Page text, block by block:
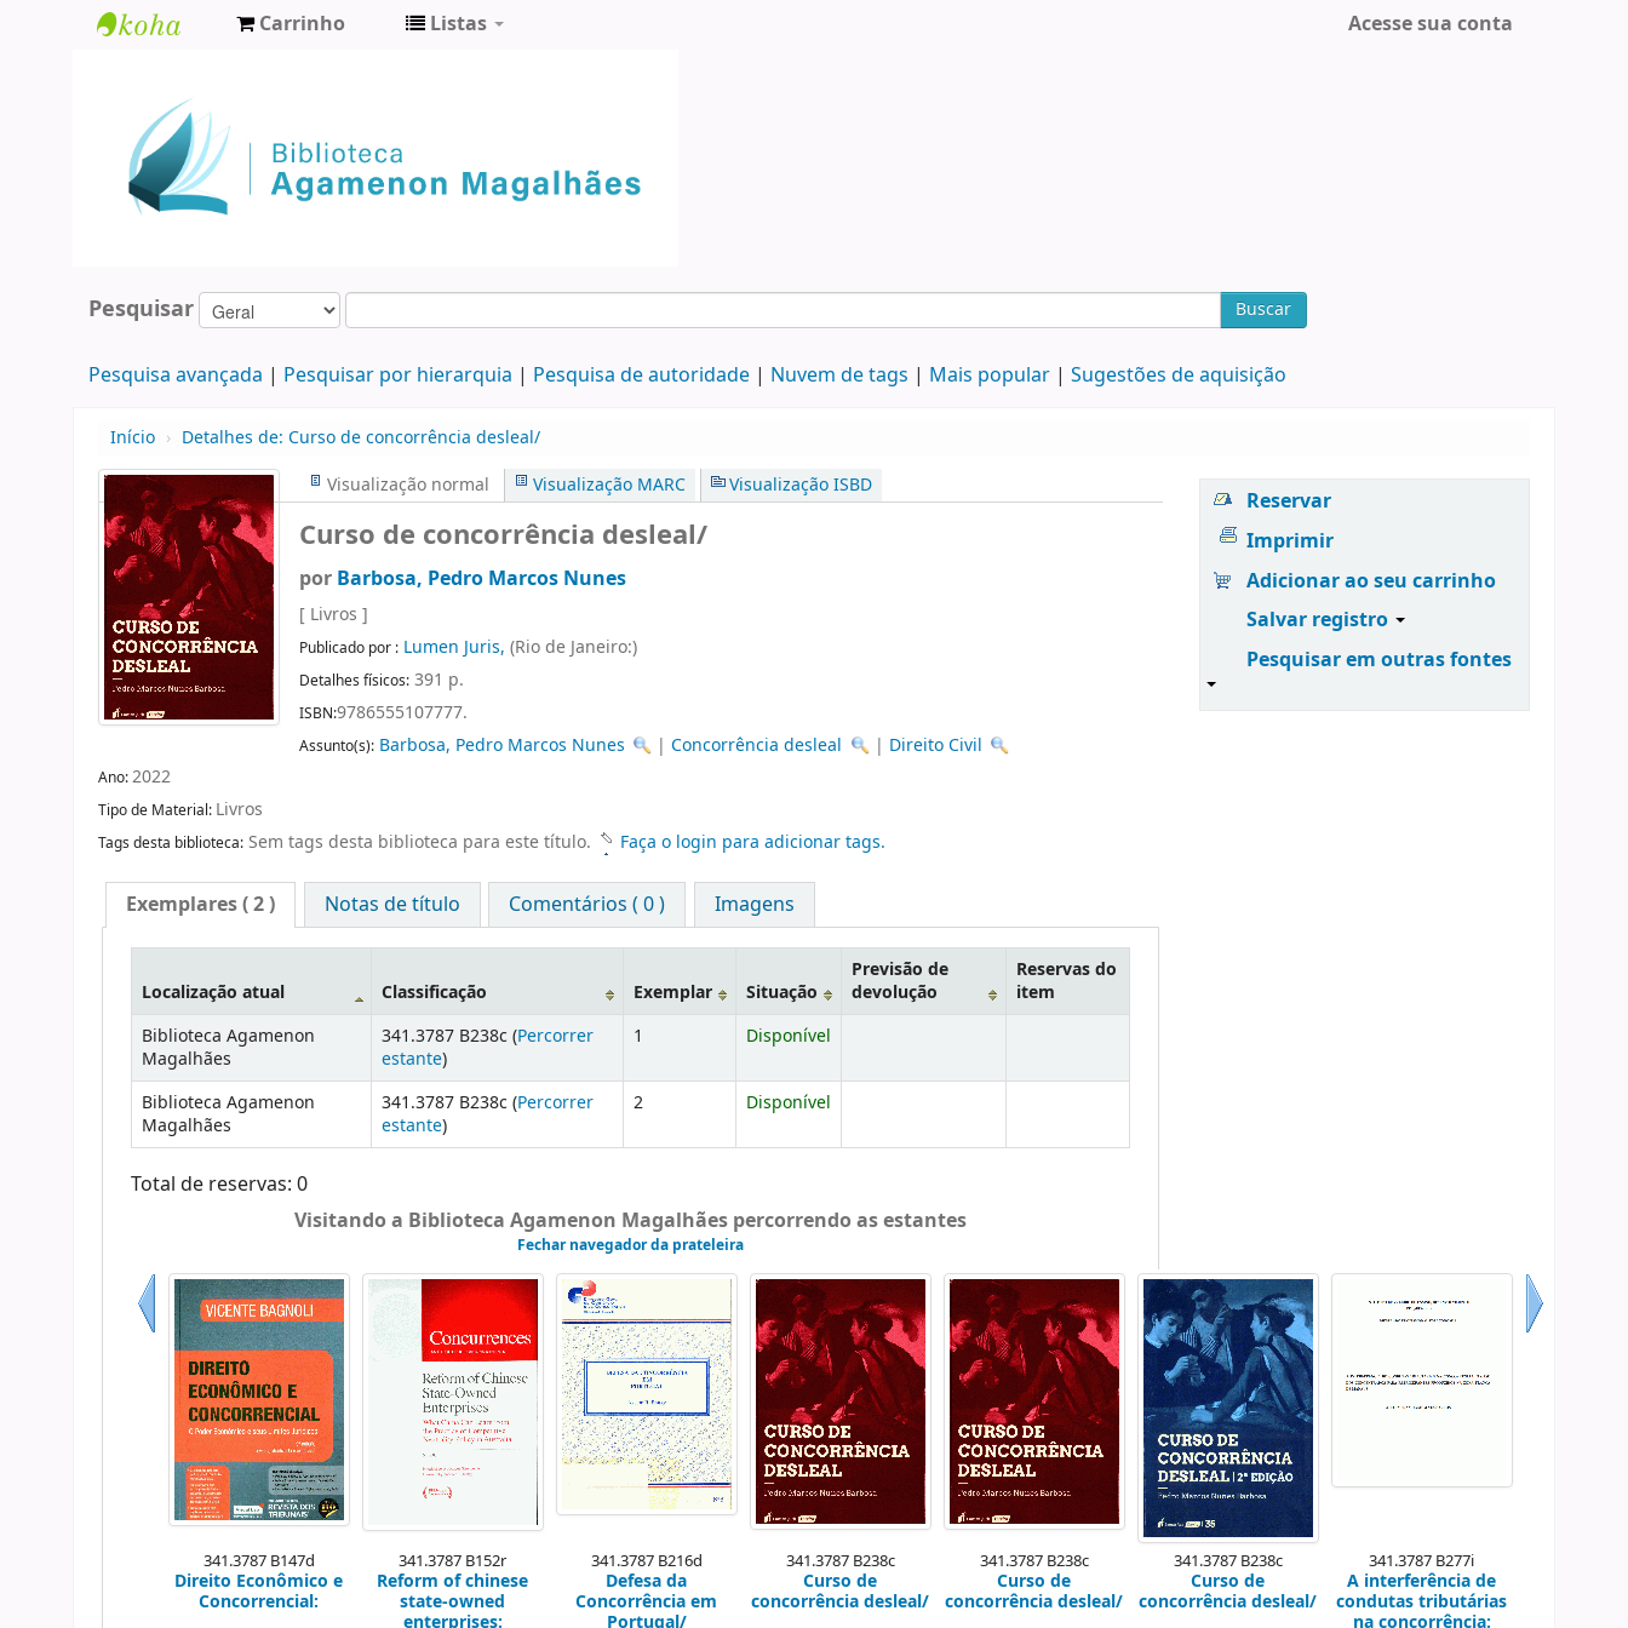
Agamenon
Magalhães
Carrinho Listas Acesse sua conta
Pesquisar Buscar
Pesquisa avançada Pesquisar por hierarquia Pesquisa de autoridade Nuvem de tags Mais popular Sugestões de aquisição
Início › Detalhes de: Curso de concorrência desleal/
Visualização normal
Visualização MARC Visualização ISBD
Curso de concorrência desleal/
por Barbosa, Pedro Marcos Nunes
[ Livros ]
Publicado por : Lumen Juris, (Rio de Janeiro:)
Detalhes físicos: 391 p.
ISBN:9786555107777.
Assunto(s): Barbosa, Pedro Marcos Nunes |Concorrência desleal | Direito Civil
Ano:2022
Tipo de Material: Livros
Tags desta biblioteca: Sem tags desta biblioteca para este título. Faça o login para adicionar tags.
Exemplares( 2 ) Notas de título Comentários ( 0 ) Imagens
Localização atual Classificação Exemplar Situação
Previsão de
devolução
Reservas do
item
Biblioteca Agamenon
Magalhães
341.3787 B238c (Percorrer
estante)
1 Disponível
Biblioteca Agamenon
Magalhães
341.3787 B238c (Percorrer
estante)
2 Disponível
Total de reservas: 0
Visitando a Biblioteca Agamenon Magalhães percorrendo as estantes
Fechar navegador da prateleira
Anterior
341.3787 B147d
Direito Econômico e
Concorrencial:
341.3787 B152r
Reform of chinese
state-owned
enterprises:
341.3787 B216d
Defesa da
Concorrência em
Portugal/
341.3787 B238c
Curso de
concorrência desleal/
341.3787 B238c
Curso de
concorrência desleal/
341.3787 B238c
Curso de
concorrência desleal/
341.3787 B277i
A interferência de
condutas tributárias
na concorrência:
Reservar
Imprimir
Adicionar ao seu carrinho
Salvar registro
Pesquisar em outras fontes